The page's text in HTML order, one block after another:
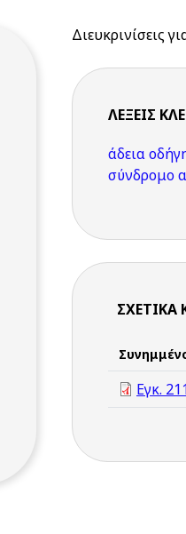
Διευκρινίσεις
ΛΈΞΕΙΣ
άδεια
σύνδρομο
ΣΧΕΤΙΚΆ
Εγκ.